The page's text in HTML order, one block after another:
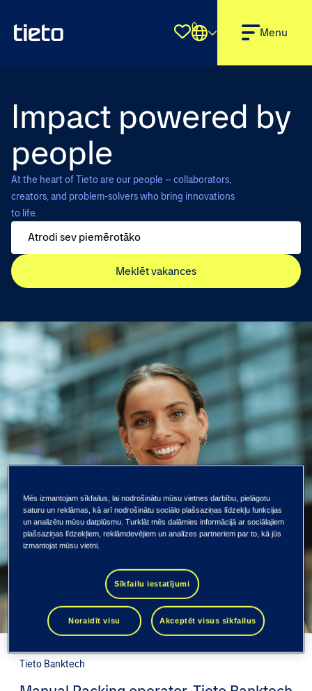
Shortlist
0 Menu
Impact powered by
people
At the heart of Tieto are our people – collaborators,
creators, and problem-solvers who bring innovations
to life.
Meklēt vakances
Tieto Banktech
Mēs izmantojam sīkfailus, lai nodrošinātu mūsu vietnes darbību, pielāgotu
saturu un reklāmas, kā arī nodrošinātu sociālo plašsaziņas līdzekļu funkcijas
un analizētu mūsu datplūsmu. Turklāt mēs dalāmies informācijā ar sociālajiem
plašsaziņas līdzekļiem, reklāmdevējiem un analīzes partneriem par to, kā jūs
izmantojat mūsu vietni.
Sīkfailu iestatījumi
Noraidīt visu Akceptēt visus sīkfailus